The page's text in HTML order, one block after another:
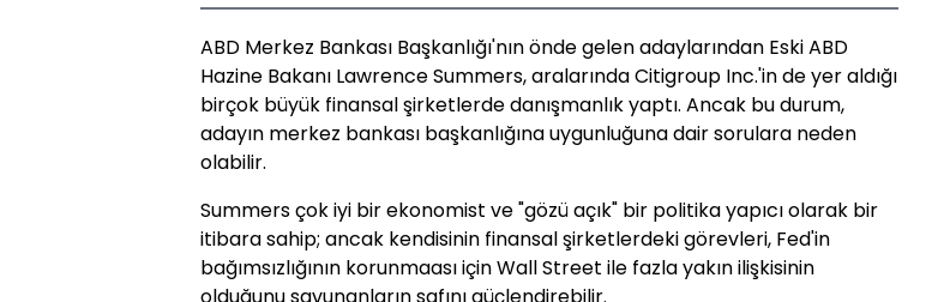
ABD Merkez Bankası Başkanlığı'nın önde gelen adaylarından Eski ABD
Hazine Bakanı Lawrence Summers, aralarında Citigroup Inc.'in de yer aldığı
birçok büyük finansal şirketlerde danışmanlık yaptı. Ancak bu durum,
adayın merkez bankası başkanlığına uygunluğuna dair sorulara neden
olabilir.
Summers çok iyi bir ekonomist ve "gözü açık" bir politika yapıcı olarak bir
itibara sahip; ancak kendisinin finansal şirketlerdeki görevleri, Fed'in
bağımsızlığının korunmaası için Wall Street ile fazla yakın ilişkisinin